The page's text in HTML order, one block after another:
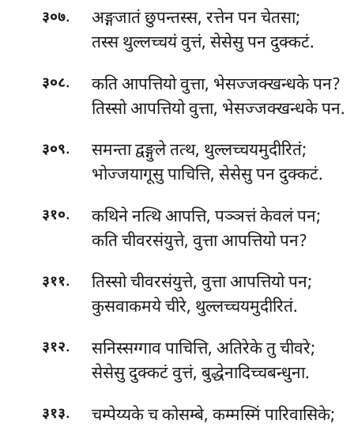
३०७.
अङ्गजातं छुपन्तस्स, रत्तेन पन चेतसा;
तस्स थुल्लच्चयं वुत्तं, सेसेसु पन दुक्कटं.
३०८.
कति आपत्तियो वुत्ता, भेसज्जक्खन्धके पन?
तिस्सो आपत्तियो वुत्ता, भेसज्जक्खन्धके पन.
३०९. समन्ताद्वङ्गुले तत्थ, थुल्लच्चयमुदीरितं;
भोज्जयागूसु पाचित्ति, सेसेसु पन दुक्कटं.
३१०.
कथिने नत्थि आपत्ति, पञ्ञत्तं केवलं पन;
कति चीवरसंयुत्ते, वुत्ता आपत्तियो पन?
३११.
तिस्सो चीवरसंयुत्ते, वुत्ता आपत्तियो पन;
कुसवाकमये चीरे, थुल्लच्चयमुदीरितं.
३१२.
सनिस्सग्गाव पाचित्ति, अतिरेके तु चीवरे;
सेसेसु दुक्कटं वुत्तं, बुद्धेनादिच्चबन्धुना.
३१३.
चम्पेय्यके च कोसम्बे, कम्मस्मिं पारिवासिके;